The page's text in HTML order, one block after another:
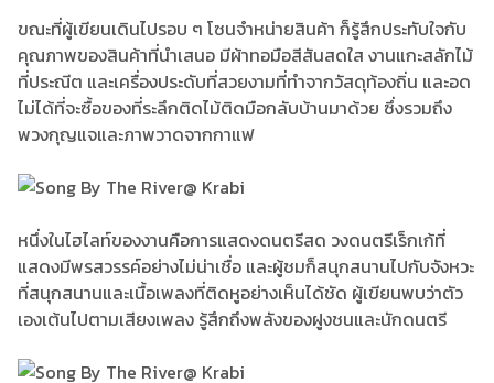
ขณะที่ผู้เขียนเดินไปรอบ ๆ โซนจำหน่ายสินค้า ก็รู้สึกประทับใจกับ
คุณภาพของสินค้าที่นำเสนอ มีผ้าทอมือสีสันสดใส งานแกะสลักไม้
ที่ประณีต และเครื่องประดับที่สวยงามที่ทำจากวัสดุท้องถิ่น และอด
ไม่ได้ที่จะซื้อของที่ระลึกติดไม้ติดมือกลับบ้านมาด้วย ซึ่งรวมถึง
พวงกุญแจและภาพวาดจากกาแฟ
หนึ่งในไฮไลท์ของงานคือการแสดงดนตรีสด วงดนตรีเร็กเก้ที่
แสดงมีพรสวรรค์อย่างไม่น่าเชื่อ และผู้ชมก็สนุกสนานไปกับจังหวะ
ที่สนุกสนานและเนื้อเพลงที่ติดหูอย่างเห็นได้ชัด ผู้เขียนพบว่าตัว
เองเต้นไปตามเสียงเพลง รู้สึกถึงพลังของฝูงชนและนักดนตรี